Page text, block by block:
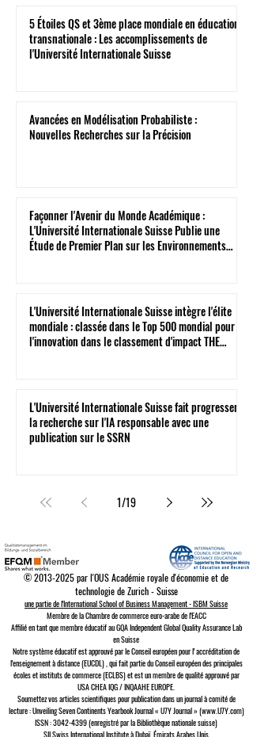
5 Étoiles QS et 3ème place mondiale en éducation
transnationale : Les accomplissements de
l'Université Internationale Suisse
Avancées en Modélisation Probabiliste :
Nouvelles Recherches sur la Précision
Façonner l'Avenir du Monde Académique :
L'Université Internationale Suisse Publie une
Étude de Premier Plan sur les Environnements
L'Université Internationale Suisse intègre l'élite
mondiale : classée dans le Top 500 mondial pour
l'innovation dans le classement d'impact THE
L'Université Internationale Suisse fait progresser
la recherche sur l'IA responsable avec une
publication sur le SSRN
1/19
©2013-2025par l'OUS Académie royale d'économie et de
technologie de Zurich - Suisse
une partie de l'International School of Business Management - ISBM Suisse
Membre de la Chambre de commerce euro-arabe de l'EACC
Affilié en tant que membre éducatif au GQA Independent Global Quality Assurance Lab
en Suisse
Notre système éducatif est approuvé par leConseil européen pour l'accréditation de
l'enseignement à distance (EUCDL), qui fait partie duConseil européen des principales
écoles et instituts de commerce (ECLBS)et est un membre de qualité approuvé par
USA CHEA IQG / INQAAHE EUROPE.
Soumettez vos articles scientifiques pour publication dans un journal à comité de
lecture : Unveiling Seven Continents Yearbook Journal « U7Y Journal » (www.U7Y.com)
ISSN : 3042-4399 (enregistré par la Bibliothèque nationale suisse)
SII Swiss International Institute à Dubaï, Émirats Arabes Unis